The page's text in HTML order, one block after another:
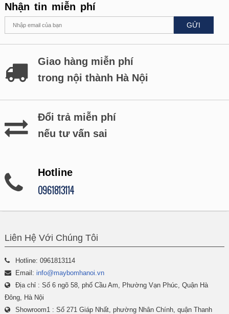
Nhận tin miễn phí
GỬI
Giao hàng miễn phí
trong nội thành Hà Nội
Đổi trả miễn phí
nếu tư vấn sai
Hotline
0961813114
Liên Hệ Với Chúng Tôi
Hotline: 0961813114
Email: info@maybomhanoi.vn
Địa chỉ : Số 6 ngõ 58, phố Cầu Am, Phường Vạn Phúc, Quận Hà
Đông, Hà Nội
Showroom1 : Số 271 Giáp Nhất, phường Nhân Chính, quận Thanh